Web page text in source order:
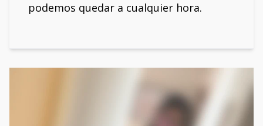
podemos quedar a cualquier hora.